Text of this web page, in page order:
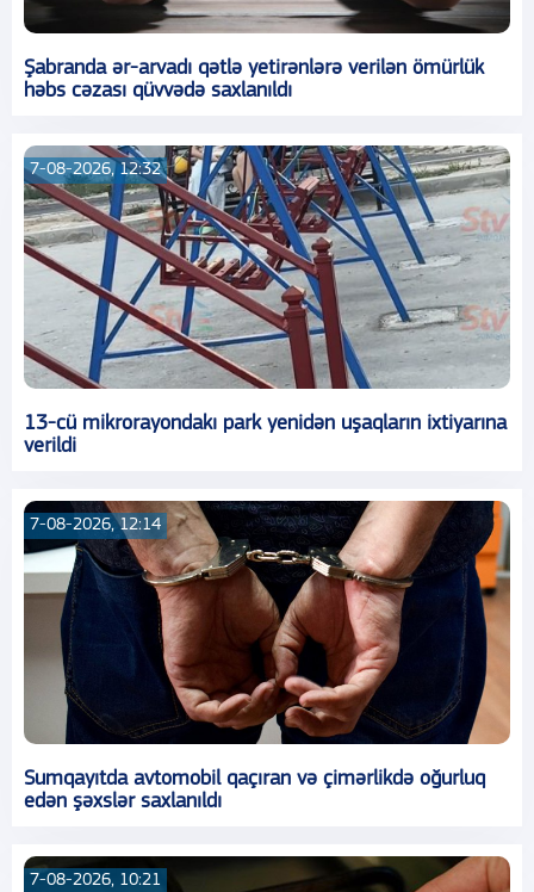
Şabranda ər-arvadı qətlə yetirənlərə verilən ömürlük
həbs cəzası qüvvədə saxlanıldı
7-08-2026, 12:32
13-cü mikrorayondakı park yenidən uşaqların ixtiyarına
verildi
7-08-2026, 12:14
Sumqayıtda avtomobil qaçıran və çimərlikdə oğurluq
edən şəxslər saxlanıldı
7-08-2026, 10:21